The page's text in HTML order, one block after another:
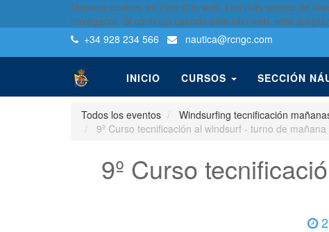
Usamos cookies en este sitio web. Lea más acerca de
navegador. Si continúa usando este sitio web, está
+34 928 234 566
nautica@rcngc.com
INICIO CURSOS SECCIÓN
Todos los eventos Windsurfing tecnificación
9º Curso tecnificación al windsurf - turno de
9º Curso